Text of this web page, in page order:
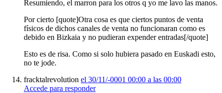
Resumiendo, el marron para los otros q yo me lavo las manos.
Por cierto [quote]Otra cosa es que ciertos puntos de venta
físicos de dichos canales de venta no funcionaran como es
debido en Bizkaia y no pudieran expender entradas[/quote]
Esto es de risa. Como si solo hubiera pasado en Euskadi esto,
no te jode.
fracktalrevolution el 30/11/-0001 00:00 a las 00:00
Accede para responder